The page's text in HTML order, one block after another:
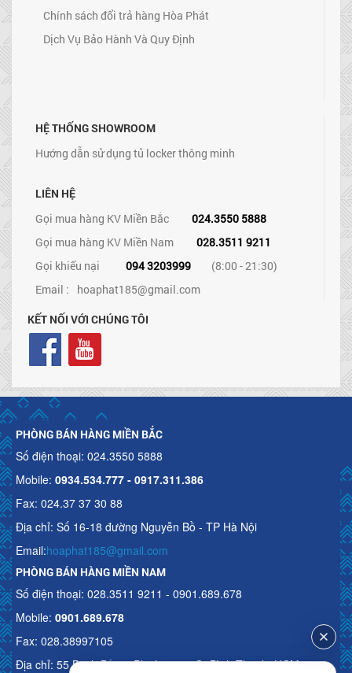
Chính sách đổi trả hàng Hòa Phát
Dịch Vụ Bảo Hành Và Quy Định
HỆ THỐNG SHOWROOM
Hướng dẫn sử dụng tủ locker thông minh
LIÊN HỆ
Gọi mua hàng KV Miền Bắc
024.3550 5888
Gọi mua hàng KV Miền Nam
028.3511 9211
Gọi khiếu nại
094 3203999
(8:00 - 21:30)
Email : hoaphat185@gmail.com
KẾT NỐI VỚI CHÚNG TÔI
PHÒNG BÁN HÀNG MIỀN BẮC
Số điện thoại: 024.3550 5888
Mobile: 0934.534.777 - 0917.311.386
Fax: 024.37 37 30 88
Địa chỉ: Số 16-18 đường Nguyễn Bồ - TP Hà Nội
Email:hoaphat185@gmail.com
PHÒNG BÁN HÀNG MIỀN NAM
Số điện thoại: 028.3511 9211 - 0901.689.678
Mobile: 0901.689.678
Fax: 028.38997105
Địa chỉ: 55 Bạch Đằng, Phường 15, Q. Bình Thạnh, HCM